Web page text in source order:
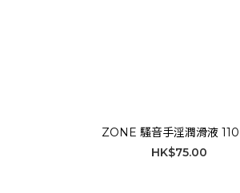
ZONE 騷音手淫潤滑液
HK$75.00